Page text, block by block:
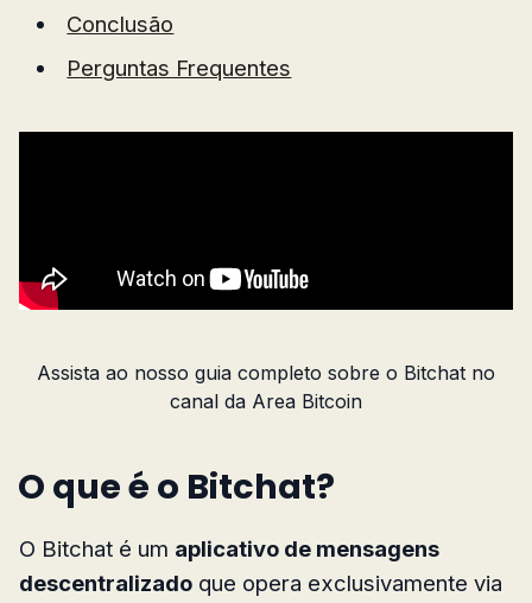
Conclusão
Perguntas Frequentes
Assista ao nosso guia completo sobre o Bitchat no
canal da Area Bitcoin
O que é o Bitchat?
O Bitchat é um aplicativo de mensagens
descentralizado que opera exclusivamente via